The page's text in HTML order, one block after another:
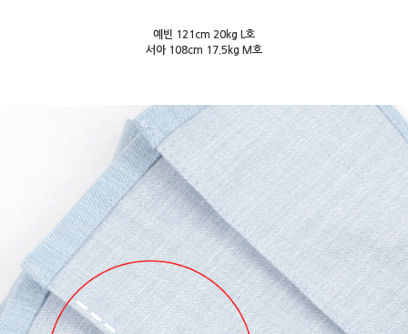
예빈 121cm 20kg L호
서아 108cm 17.5kg M호